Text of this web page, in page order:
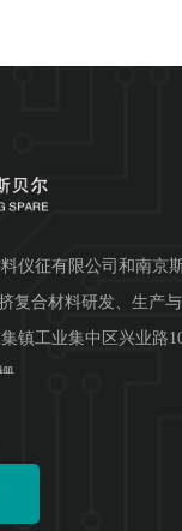
仪征有限公司和南京
复合材料研发、生产
镇工业集中区兴业路
、...